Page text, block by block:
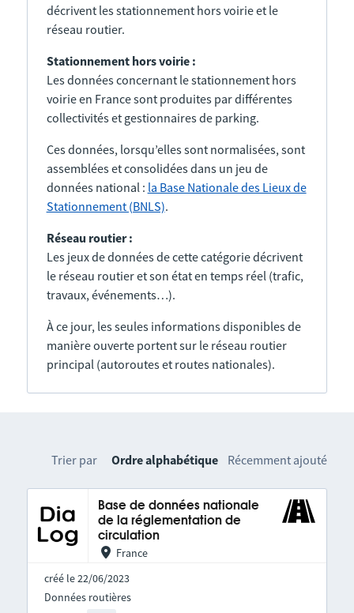
décrivent les stationnement hors voirie et le
réseau routier.
Stationnement hors voirie :
Les données concernant le stationnement hors
voirie en France sont produites par différentes
collectivités et gestionnaires de parking.
Ces données, lorsqu’elles sont normalisées, sont
assemblées et consolidées dans un jeu de
données national : la Base Nationale des Lieux de
Stationnement (BNLS).
Réseau routier :
Les jeux de données de cette catégorie décrivent
le réseau routier et son état en temps réel (trafic,
travaux, événements…).
À ce jour, les seules informations disponibles de
manière ouverte portent sur le réseau routier
principal (autoroutes et routes nationales).
Trier par Ordre alphabétique Récemment ajouté
Base de données nationale
de la réglementation de
circulation
France
créé le 22/06/2023
Données routières